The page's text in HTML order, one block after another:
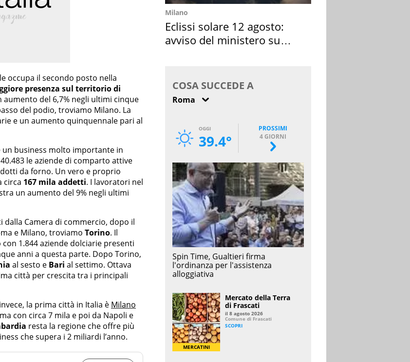
occupa il secondo posto nella
presenza sul territorio di
aumento del 6,7% negli ultimi cinque
del podio, troviamo Milano. La
e un aumento quinquennale pari al
un business molto importante in
le aziende di comparto attive
da forno. Un vero e proprio
circa 167 mila addetti. I lavoratori nel
un aumento del 9% negli ultimi
dalla Camera di commercio, dopo il
e Milano, troviamo Torino. Il
1.844 aziende dolciarie presenti
anni a questa parte. Dopo Torino,
al sesto e Bari al settimo. Ottava
città per crescita tra i principali
la prima città in Italia è Milano
con circa 7 mila e poi da Napoli e
resta la regione che offre più
che supera i 2 miliardi l’anno.
Milano
Eclissi solare 12 agosto:
avviso del ministero su